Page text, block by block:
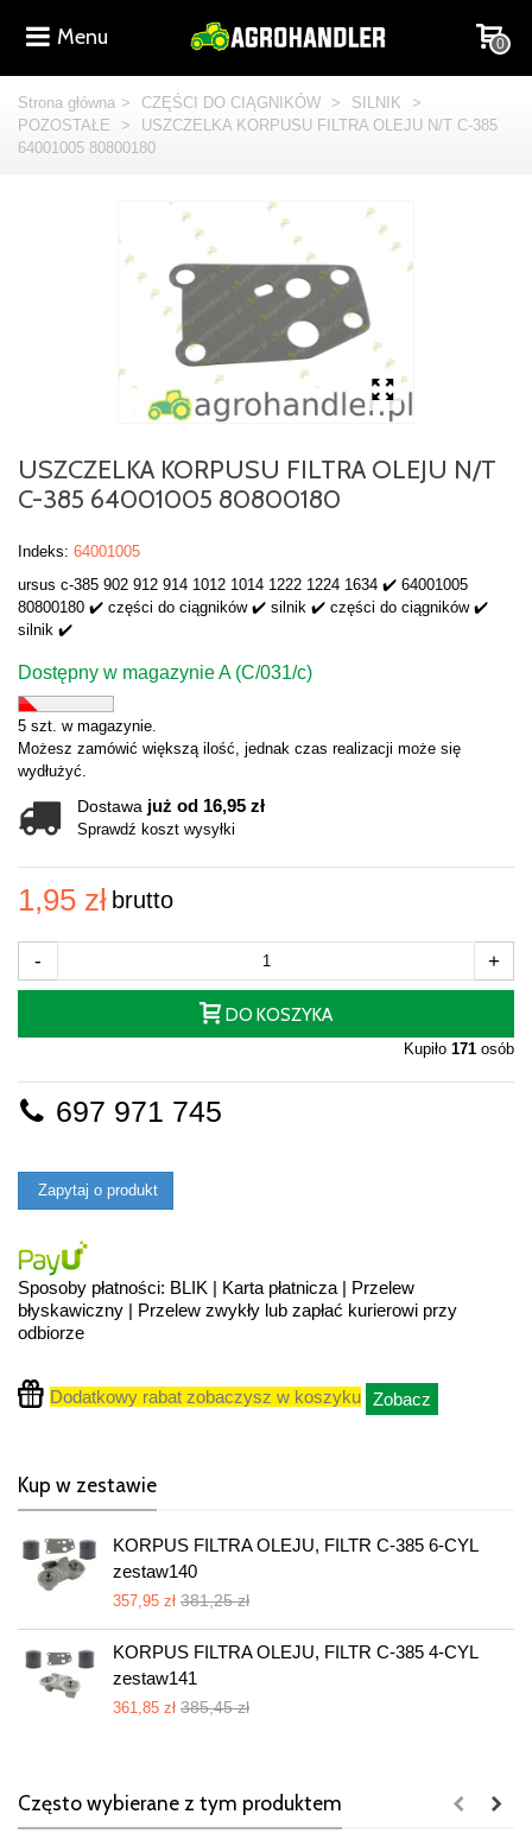
Menu 0
Strona główna > CZĘŚCI DO CIĄGNIKÓW > SILNIK
>
POZOSTAŁE
>
USZCZELKA KORPUSU FILTRA OLEJU N/T C-385
64001005 80800180
USZCZELKA KORPUSU FILTRA OLEJU N/T
C-385 64001005 80800180
Indeks: 64001005
ursus c-385 902 912 914 1012 1014 1222 1224 1634 ✔️ 64001005
80800180 ✔️ części do ciągników ✔️ silnik ✔️ części do ciągników ✔️
silnik ✔️
Dostępny w magazynie A (C/031/c)
5 szt. w magazynie.
Możesz zamówić większą ilość, jednak czas realizacji może się
wydłużyć.
Dostawa już od 16,95 zł
Sprawdź koszt wysyłki
1,95 zł brutto
- +
DO KOSZYKA
Kupiło 171 osób
697 971 745
Zapytaj o produkt
Sposoby płatności: BLIK | Karta płatnicza | Przelew
błyskawiczny | Przelew zwykły lub zapłać kurierowi przy
odbiorze
Dodatkowy rabat zobaczysz w koszyku Zobacz
Kup w zestawie
KORPUS FILTRA OLEJU, FILTR C-385 6-CYL
zestaw140
357,95 zł 381,25 zł
KORPUS FILTRA OLEJU, FILTR C-385 4-CYL
zestaw141
361,85 zł 385,45 zł
Często wybierane z tym produktem